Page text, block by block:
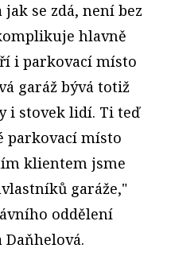
se zdá, není bez
hlavně
i parkovací místo
garáž bývá totiž
i stovek lidí. Ti teď
parkovací místo
klientem jsme
garáže,"
oddělení